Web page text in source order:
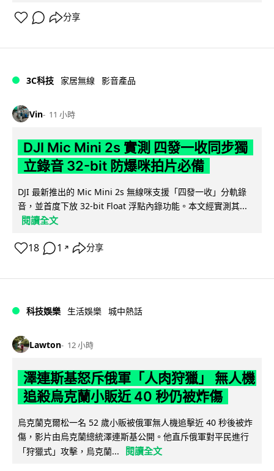
分享
3C科技 家居無線 影音產品
Vin 11 小時
DJI Mic Mini 2s 實測 四發一收同步獨
立錄音 32-bit 防爆咪拍片必備
DJI 最新推出的 Mic Mini 2s 無線咪支援「四發一收」分軌錄
音，並首度下放 32-bit Float 浮點內錄功能。本文經實測其...
閱讀全文
18 1 ↗ 分享
科技娛樂 生活娛樂 城中熱話
Lawton 12 小時
澤連斯基怒斥俄軍「人肉狩獵」 無人機
追殺烏克蘭小販近 40 秒仍被炸傷
烏克蘭克爾松一名 52 歲小販被俄軍無人機追擊近 40 秒後被炸
傷，影片由烏克蘭總統澤連斯基公開。他直斥俄軍對平民進行
「狩獵式」攻擊，烏克蘭...
閱讀全文